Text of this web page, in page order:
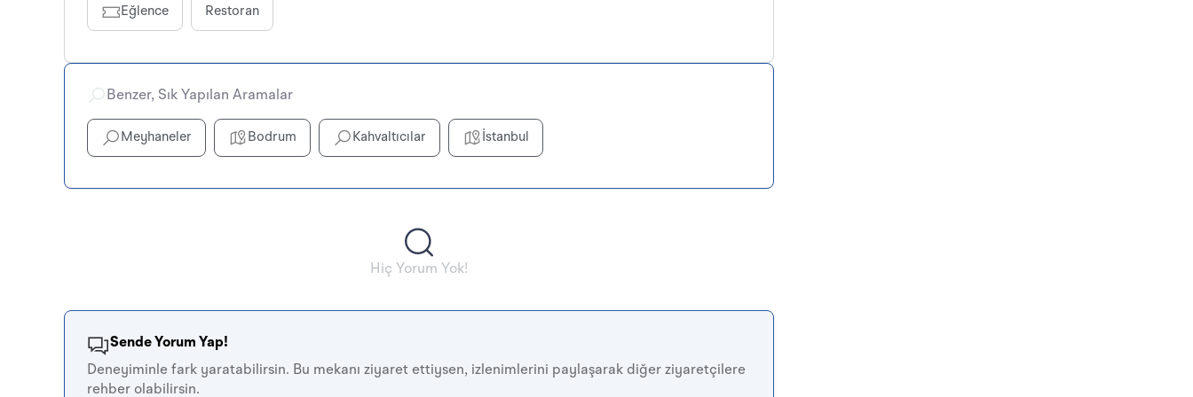
Eğlence Restoran
Benzer, Sık Yapılan Aramalar
Meyhaneler Bodrum Kahvaltıcılar İstanbul
Hiç Yorum Yok!
Sende Yorum Yap!
Deneyiminle fark yaratabilirsin. Bu mekanı ziyaret ettiysen, izlenimlerini paylaşarak diğer ziyaretçilere
rehber olabilirsin.